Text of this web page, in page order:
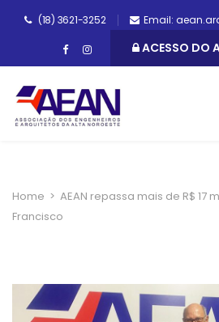
(18) 3621-3252 Email:
ACESSO DO
Home > AEAN repassa mais de R$ 17
Francisco